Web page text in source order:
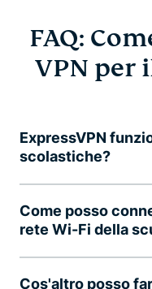
FAQ:
VPN per
ExpressVPN
scolastiche?
Come posso
rete Wi-Fi della
Cos'altro posso